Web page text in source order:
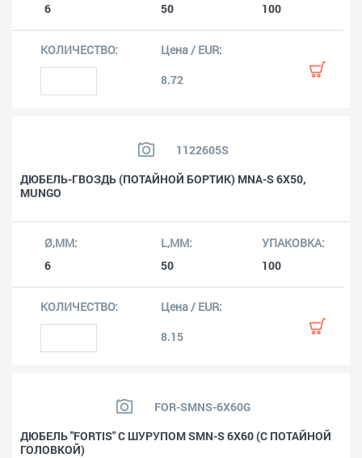
6 50 100
8.72
1122605S
ДЮБЕЛЬ-ГВОЗДЬ (ПОТАЙНОЙ БОРТИК) MNA-S 6X50,
MUNGO
6 50 100
8.15
FOR-SMNS-6X60G
ДЮБЕЛЬ "FORTIS" С ШУРУПОМ SMN-S 6X60 (С ПОТАЙНОЙ
ГОЛОВКОЙ)